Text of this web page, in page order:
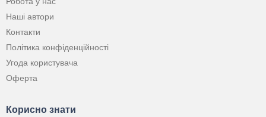
Наші автори
Контакти
Політика конфіденційності
Угода користувача
Оферта
Корисно знати